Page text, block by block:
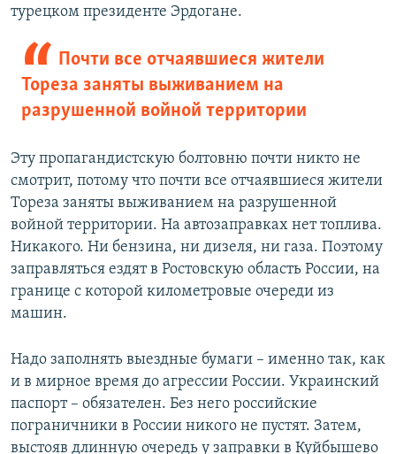
турецком президенте Эрдогане.
Почти все отчаявшиеся жители
Тореза заняты выживанием на
разрушенной войной территории
Эту пропагандистскую болтовню почти никто не
смотрит, потому что почти все отчаявшиеся жители
Тореза заняты выживанием на разрушенной
войной территории. На автозаправках нет топлива.
Никакого. Ни бензина, ни дизеля, ни газа. Поэтому
заправляться ездят в Ростовскую область России, на
границе с которой километровые очереди из
машин.
Надо заполнять выездные бумаги – именно так, как
и в мирное время до агрессии России. Украинский
паспорт – обязателен. Без него российские
пограничники в России никого не пустят. Затем,
выстояв длинную очередь у заправки в Куйбышево